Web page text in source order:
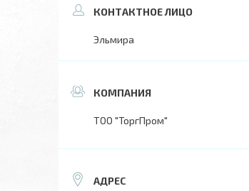
Эльмира
ТОО "ТоргПром"